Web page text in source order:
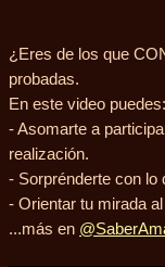
¿Eres de los que
probadas.
En este video
- Asomarte a
realización.
- Sorprénderte con
- Orientar tu mirada
...más en